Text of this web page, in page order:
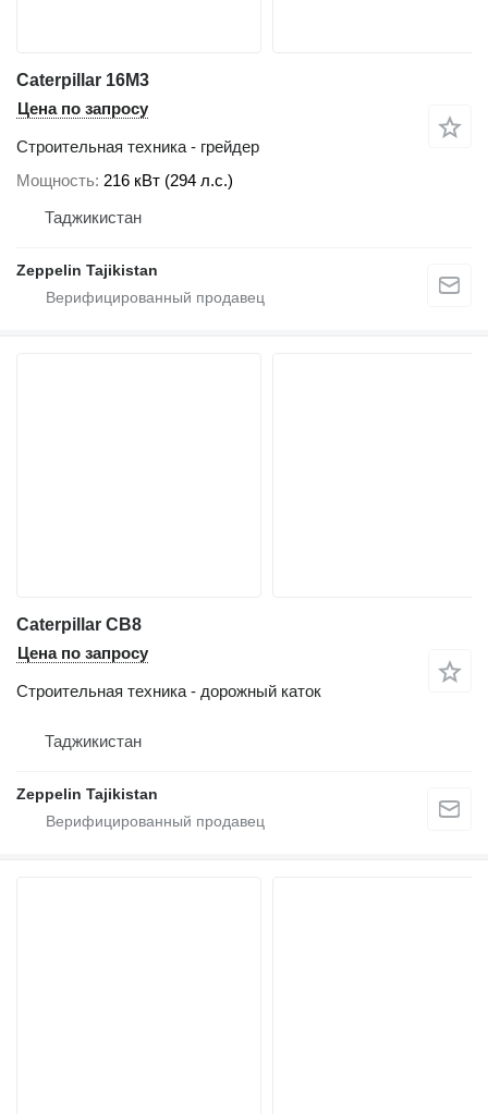
Caterpillar 16M3
Цена по запросу
Строительная техника - грейдер
Мощность 216 кВт (294 л.с.)
Таджикистан
Zeppelin Tajikistan
Caterpillar CB8
Цена по запросу
Строительная техника - дорожный каток
Таджикистан
Zeppelin Tajikistan